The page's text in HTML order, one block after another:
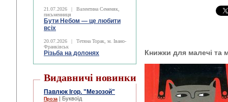
21.07.2026 |
Валентина Семеняк,
письменниця
Бути Небом ― це любити
всіх
20.07.2026 |
Тетяна Торак, м. Івано-
Франківськ
Різьба на долонях
Видавничі новинки
Павлюк Ігор. "Мезозой"
Проза | Буквоїд
Книжки для малечі та